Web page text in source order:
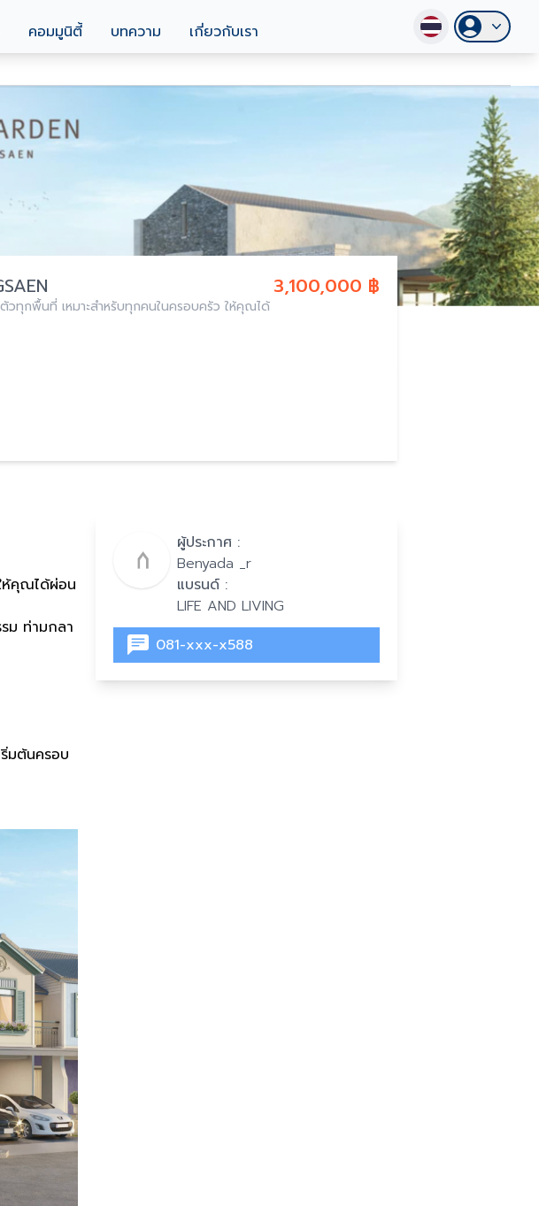
คอมมูนิตี้ บทความ เกี่ยวกับเรา
3,100,000 ฿
วทุกพื้นที่ เหมาะสำหรับทุกคนในครอบครัว ให้คุณได้
ห้คุณได้ผ่อน
ม ท่ามกลา
มต้นครอบ
ผู้ประกาศ :
Benyada _r
แบรนด์ :
LIFE AND LIVING
081-xxx-x588